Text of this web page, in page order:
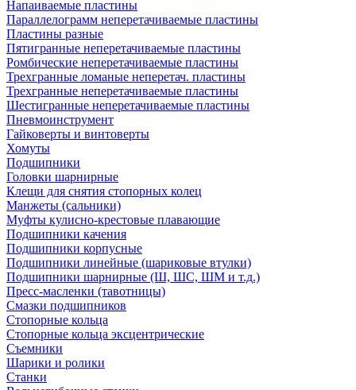
Напаиваемые пластины
Параллелограмм неперетачиваемые пластины
Пластины разные
Пятигранные неперетачиваемые пластины
Ромбические неперетачиваемые пластины
Трехгранные ломаные неперетач. пластины
Трехгранные неперетачиваемые пластины
Шестигранные неперетачиваемые пластины
Пневмоинструмент
Гайковерты и винтоверты
Хомуты
Подшипники
Головки шарнирные
Клещи для снятия стопорных колец
Манжеты (сальники)
Муфты кулисно-крестовые плавающие
Подшипники качения
Подшипники корпусные
Подшипники линейные (шариковые втулки)
Подшипники шарнирные (Ш, ШС, ШМ и т.д.)
Пресс-масленки (тавотницы)
Смазки подшипников
Стопорные кольца
Стопорные кольца эксцентрические
Съемники
Шарики и ролики
Станки